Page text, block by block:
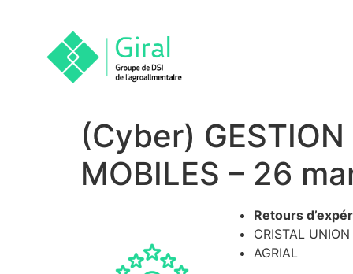
(Cyber) GESTION
MOBILES – 26
Retours
CRISTAL UNION
AGRIAL